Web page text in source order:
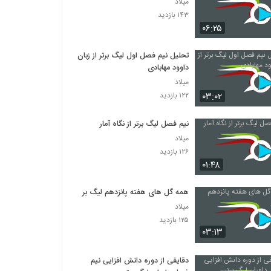
۰۶:۲۵
۱۴۳ بازدید
۰۳:۰۲
تحلیل نیم فصل اول لیگ برتر از زبان
داوود مهابادی
میلاد
۱۲۲ بازدید
۰۱:۴۸
نیم فصل لیگ برتر از نگاه آمار
میلاد
۱۲۶ بازدید
۰۳:۱۳
همه گل های هفته پانزدهم لیگ برتر
میلاد
۱۲۵ بازدید
دقایقی از دوره دانش افزایی نیم